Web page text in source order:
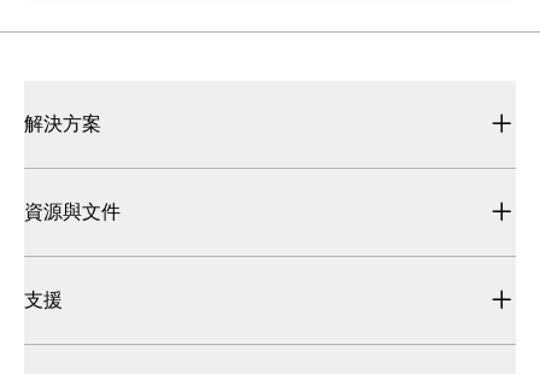
解決方案
資源與文件
支援